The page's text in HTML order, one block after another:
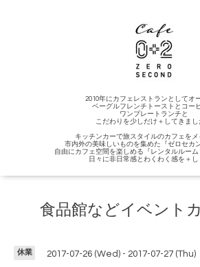
2010年にカフェレストランとしてオ
ベーグルフレンチトーストとコー
ワンプレートランチと
こだわりを少しだけ＋してきまし
キッチンカーで旅スタイルのカフェを
市内外の美味しいものを集めた『ゼロセカ
自由にカフェ空間を楽しめる『レンタルルー
日々に非日常感とわくわく感を＋し
食品館などイベント
休業 2017-07-26 (Wed) - 2017-07-27 (Thu)